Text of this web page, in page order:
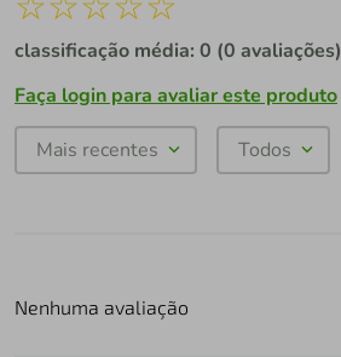
classificação média: 0 (0 avaliações)
Faça login para avaliar este produto
Mais recentes Todos
Nenhuma avaliação